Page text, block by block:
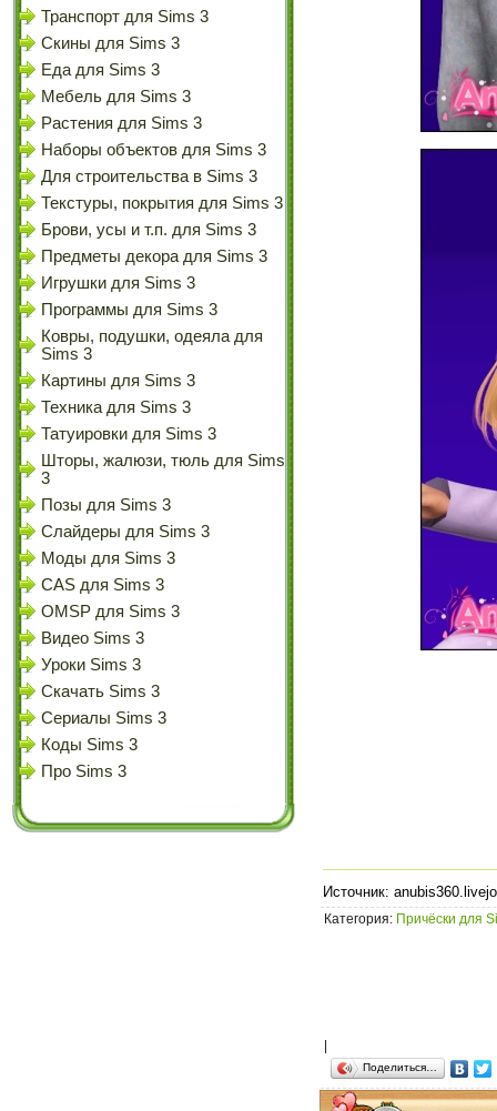
Транспорт для Sims 3
Скины для Sims 3
Еда для Sims 3
Мебель для Sims 3
Растения для Sims 3
Наборы объектов для Sims 3
Для строительства в Sims 3
Текстуры, покрытия для Sims 3
Брови, усы и т.п. для Sims 3
Предметы декора для Sims 3
Игрушки для Sims 3
Программы для Sims 3
Ковры, подушки, одеяла для
Sims 3
Картины для Sims 3
Техника для Sims 3
Татуировки для Sims 3
Шторы, жалюзи, тюль для Sims
3
Позы для Sims 3
Слайдеры для Sims 3
Моды для Sims 3
CAS для Sims 3
OMSP для Sims 3
Видео Sims 3
Уроки Sims 3
Скачать Sims 3
Сериалы Sims 3
Коды Sims 3
Про Sims 3
Источник:
Категория: Причёски для
Поделиться…